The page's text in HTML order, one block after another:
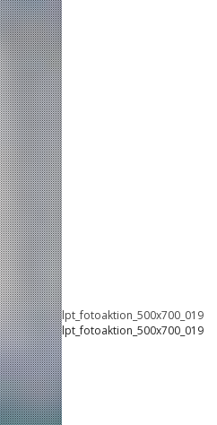
lpt_fotoaktion_500x700_019
lpt_fotoaktion_500x700_019